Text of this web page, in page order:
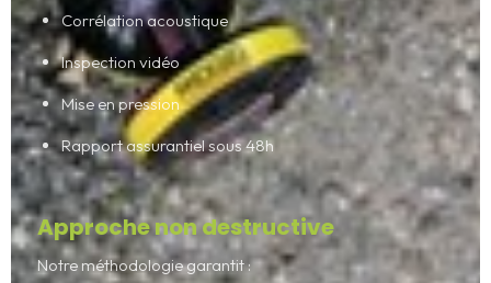
Corrélation acoustique
Inspection vidéo
Mise en pression
Rapport assurantiel sous 48h
Approche non destructive
Notre méthodologie garantit :